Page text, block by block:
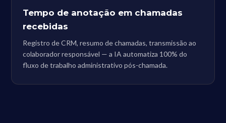
Tempo de anotação em chamadas
recebidas
Registro de CRM, resumo de chamadas, transmissão ao
colaborador responsável — a IA automatiza 100% do
fluxo de trabalho administrativo pós-chamada.